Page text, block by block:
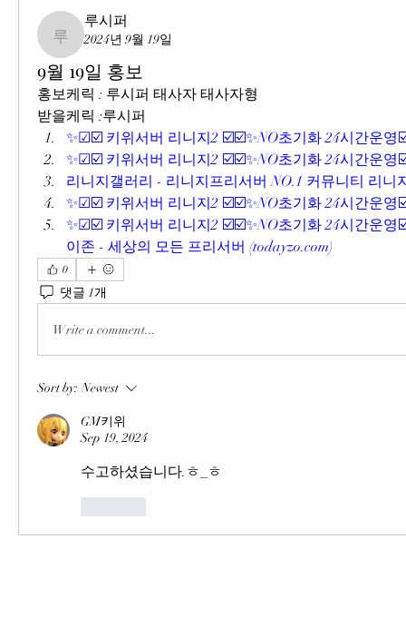
루시퍼
루시퍼
2024년 9월 19일
9월 19일 홍보
홍보케릭 : 루시퍼 태사자 태사자형
받을케릭 :루시퍼
✨☑☑️ 키위서버 리니지2 ☑️☑️✨NO초기화 24시간운영
✨☑☑️ 키위서버 리니지2 ☑️☑️✨NO초기화 24시간운영
리니지갤러리 - 리니지프리서버 NO.1 커뮤니티 리니
✨☑☑️ 키위서버 리니지2 ☑️☑️✨NO초기화 24시간운영
✨☑☑️ 키위서버 리니지2 ☑️☑️✨NO초기화 24시간운영
이존 - 세상의 모든 프리서버 (todayzo.com)
0
댓글 1개
Write a comment...
Sort by: Newest
GM키위
Sep 19, 2024
수고하셨습니다.ㅎ_ㅎ